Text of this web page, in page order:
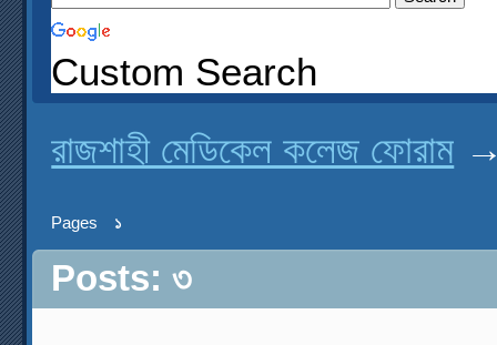
Custom Search
রাজশাহী মেডিকেল কলেজ ফোরাম
Pages ১
Posts: ৩